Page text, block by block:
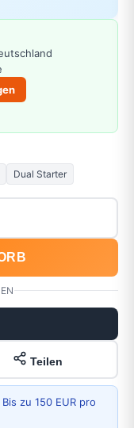
Dual Starter
Teilen
Bis zu 150 EUR pro